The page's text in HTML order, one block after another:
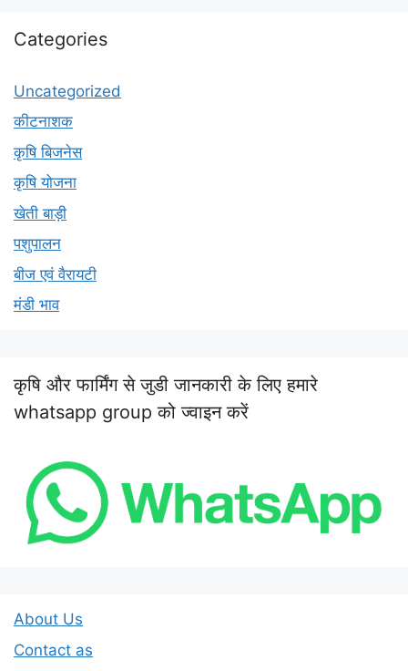
Categories
Uncategorized
कीटनाशक
कृषि बिजनेस
कृषि योजना
खेती बाड़ी
पशुपालन
बीज एवं वैरायटी
मंडी भाव
कृषि और फार्मिंग से जुडी जानकारी के लिए हमारे
whatsapp group को ज्वाइन करें
About Us
Contact as